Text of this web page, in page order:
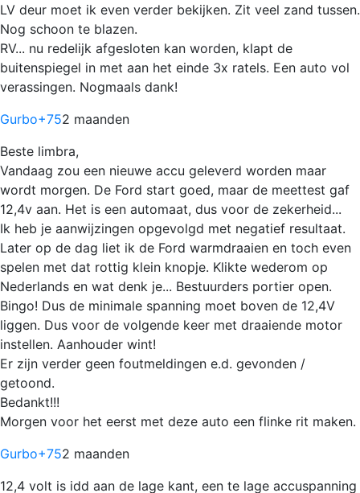
LV deur moet ik even verder bekijken. Zit veel zand tussen.
Nog schoon te blazen.
RV... nu redelijk afgesloten kan worden, klapt de
buitenspiegel in met aan het einde 3x ratels. Een auto vol
verassingen. Nogmaals dank!
Gurbo+752 maanden
Beste limbra,
Vandaag zou een nieuwe accu geleverd worden maar
wordt morgen. De Ford start goed, maar de meettest gaf
12,4v aan. Het is een automaat, dus voor de zekerheid...
Ik heb je aanwijzingen opgevolgd met negatief resultaat.
Later op de dag liet ik de Ford warmdraaien en toch even
spelen met dat rottig klein knopje. Klikte wederom op
Nederlands en wat denk je... Bestuurders portier open.
Bingo! Dus de minimale spanning moet boven de 12,4V
liggen. Dus voor de volgende keer met draaiende motor
instellen. Aanhouder wint!
Er zijn verder geen foutmeldingen e.d. gevonden /
getoond.
Bedankt!!!
Morgen voor het eerst met deze auto een flinke rit maken.
Gurbo+752 maanden
12,4 volt is idd aan de lage kant, een te lage accuspanning